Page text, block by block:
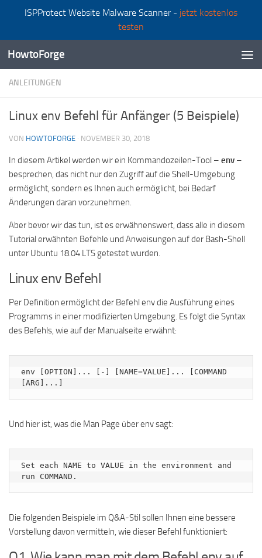
ISPProtect Website Malware Scanner - jetzt kostenlos
testen
Zum Inhalt springen
HowtoForge
ANLEITUNGEN
Linux env Befehl für Anfänger (5 Beispiele)
VON HOWTOFORGE · NOVEMBER 30, 2018
In diesem Artikel werden wir ein Kommandozeilen-Tool – env –
besprechen, das nicht nur den Zugriff auf die Shell-Umgebung
ermöglicht, sondern es Ihnen auch ermöglicht, bei Bedarf
Änderungen daran vorzunehmen.
Aber bevor wir das tun, ist es erwähnenswert, dass alle in diesem
Tutorial erwähnten Befehle und Anweisungen auf der Bash-Shell
unter Ubuntu 18.04 LTS getestet wurden.
Linux env Befehl
Per Definition ermöglicht der Befehl env die Ausführung eines
Programms in einer modifizierten Umgebung. Es folgt die Syntax
des Befehls, wie auf der Manualseite erwähnt:
env [OPTION]... [-] [NAME=VALUE]... [COMMAND
[ARG]...]
Und hier ist, was die Man Page über env sagt:
Set each NAME to VALUE in the environment and
run COMMAND.
Die folgenden Beispiele im Q&A-Stil sollen Ihnen eine bessere
Vorstellung davon vermitteln, wie dieser Befehl funktioniert: